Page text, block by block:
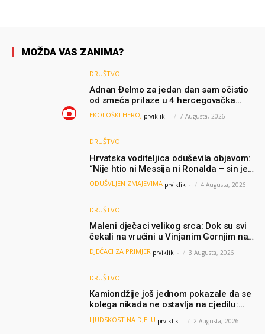
MOŽDA VAS ZANIMA?
DRUŠTVO
Adnan Đelmo za jedan dan sam očistio
od smeća prilaze u 4 hercegovačka
grada: “Danas nisam čistio samo smeće,
čistio sam sliku o nama”
EKOLOŠKI HEROJ prviklik - 7 Augusta, 2026
DRUŠTVO
Hrvatska voditeljica oduševila objavom:
“Nije htio ni Messija ni Ronalda – sin je
želio samo dres Bosne”
ODUŠVLJEN ZMAJEVIMA prviklik - 4 Augusta, 2026
DRUŠTVO
Maleni dječaci velikog srca: Dok su svi
čekali na vrućini u Vinjanim Gornjim na
granici, Ljubi i Šime su dijelili vodu
putnicima
DJEČACI ZA PRIMJER prviklik - 3 Augusta, 2026
DRUŠTVO
Kamiondžije još jednom pokazale da se
kolega nikada ne ostavlja na cjedilu:
Priča iz Hamburga dirnula mnoge
LJUDSKOST NA DJELU prviklik - 2 Augusta, 2026